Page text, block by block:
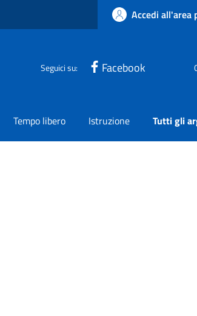
Accedi all'area
Seguici su: Facebook
Tempo libero Istruzione Tutti gli